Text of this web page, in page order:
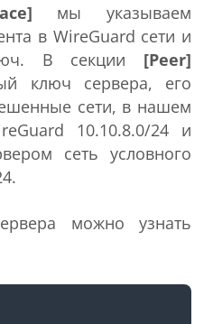
мы указываем
в WireGuard сети и
В секции [Peer]
ключ сервера, его
сети, в нашем
10.10.8.0/24 и
сеть условного
можно узнать